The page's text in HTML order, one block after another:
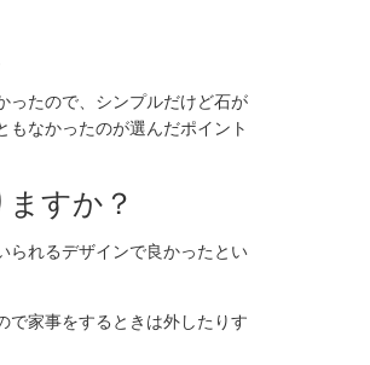
ったので、シンプルだけど石が
なかったのが選んだポイント
すか？
られるデザインで良かったとい
で家事をするときは外したりす